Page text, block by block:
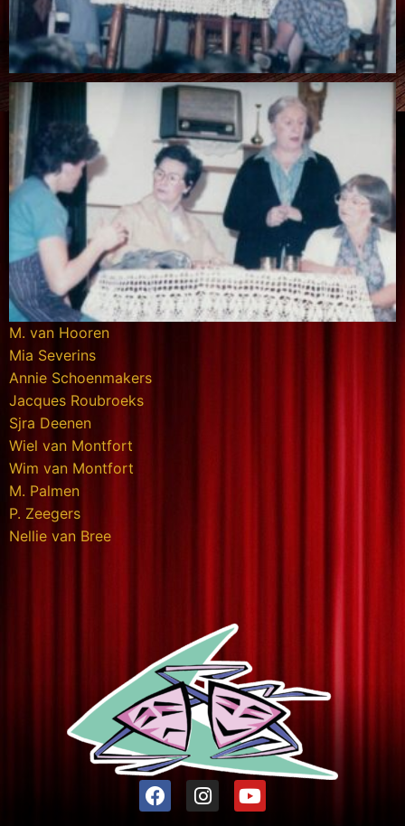
M. van Hooren
Mia Severins
Annie Schoenmakers
Jacques Roubroeks
Sjra Deenen
Wiel van Montfort
Wim van Montfort
M. Palmen
P. Zeegers
Nellie van Bree